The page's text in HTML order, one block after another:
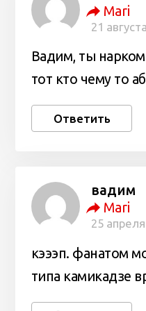
Mari
21
Вадим, ты
тот кто чему то
Ответить
вадим
Mari
25
кэээп. фанатом
типа камикадзе